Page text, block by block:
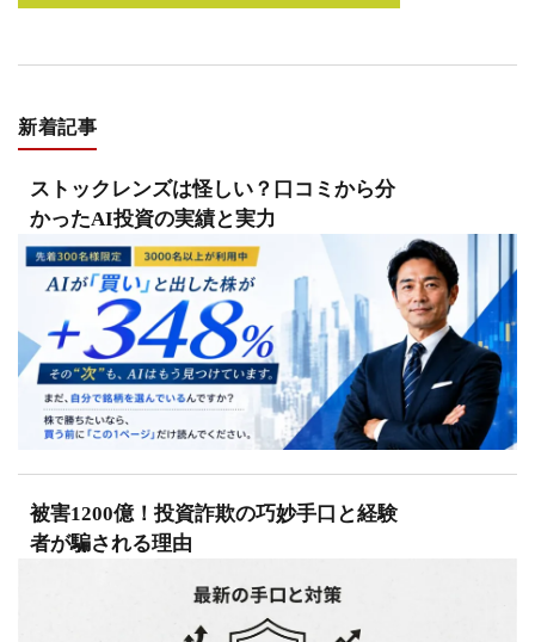
新着記事
ストックレンズは怪しい？口コミから分
かったAI投資の実績と実力
被害1200億！投資詐欺の巧妙手口と経験
者が騙される理由